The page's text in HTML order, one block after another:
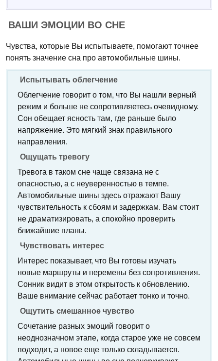
ВАШИ ЭМОЦИИ ВО СНЕ
Чувства, которые Вы испытываете, помогают точнее
понять значение сна про автомобильные шины.
Испытывать облегчение
Облегчение говорит о том, что Вы нашли верный
режим и больше не сопротивляетесь очевидному.
Сон обещает ясность там, где раньше было
напряжение. Это мягкий знак правильного
направления.
Ощущать тревогу
Тревога в таком сне чаще связана не с
опасностью, а с неуверенностью в темпе.
Автомобильные шины здесь отражают Вашу
чувствительность к сбоям и задержкам. Вам стоит
не драматизировать, а спокойно проверить
ближайшие планы.
Чувствовать интерес
Интерес показывает, что Вы готовы изучать
новые маршруты и перемены без сопротивления.
Сонник видит в этом открытость к обновлению.
Ваше внимание сейчас работает тонко и точно.
Ощутить смешанное чувство
Сочетание разных эмоций говорит о
неоднозначном этапе, когда старое уже не совсем
подходит, а новое еще только складывается.